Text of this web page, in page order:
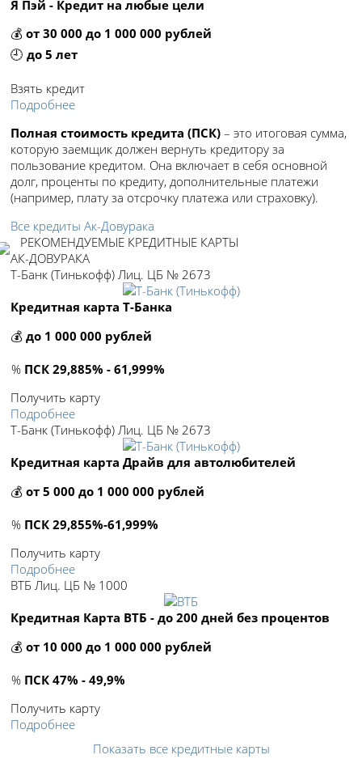
Я Пэй - Кредит на любые цели
💰от 30 000 до 1 000 000 рублей
🕘до 5 лет
Взять кредит
Подробнее
Полная стоимость кредита (ПСК) – это итоговая сумма,
которую заемщик должен вернуть кредитору за
пользование кредитом. Она включает в себя основной
долг, проценты по кредиту, дополнительные платежи
(например, плату за отсрочку платежа или страховку).
Все кредиты Ак-Довурака
РЕКОМЕНДУЕМЫЕ КРЕДИТНЫЕ КАРТЫ
АК-ДОВУРАКА
Т-Банк (Тинькофф) Лиц. ЦБ № 2673
Кредитная карта Т-Банка
💰до 1 000 000 рублей
% ПСК 29,885% - 61,999%
Получить карту
Подробнее
Т-Банк (Тинькофф) Лиц. ЦБ № 2673
Кредитная карта Драйв для автолюбителей
💰от 5 000 до 1 000 000 рублей
% ПСК 29,855%-61,999%
Получить карту
Подробнее
ВТБ Лиц. ЦБ № 1000
Кредитная Карта ВТБ - до 200 дней без процентов
💰от 10 000 до 1 000 000 рублей
% ПСК 47% - 49,9%
Получить карту
Подробнее
Показать все кредитные карты